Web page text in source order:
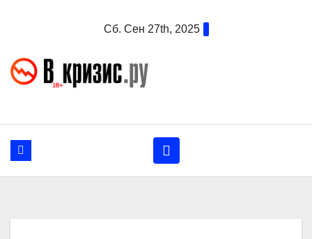
Сб. Сен 27th, 2025